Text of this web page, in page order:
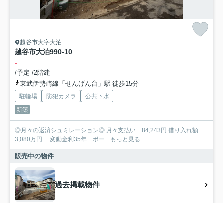
越谷市大字大泊
越谷市大泊990-10
-
/予定 /2階建
東武伊勢崎線「せんげん台」駅 徒歩15分
駐輪場 防犯カメラ
公共下水
新築
◎月々の返済シュミレーション◎ 月々支払い 84,243円 借り入れ額
3,080万円 変動金利35年 ボー... もっと見る
販売中の物件
過去掲載物件